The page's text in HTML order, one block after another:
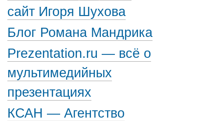
сайт Игоря Шухова
Блог Романа Мандрика
Prezentation.ru — всё о
мультимедийных
презентациях
КСАН — Агентство